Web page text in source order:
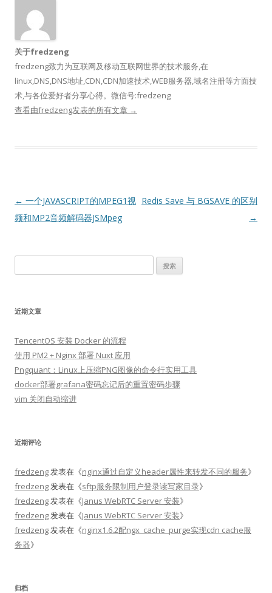
关于fredzeng
fredzeng致力为互联网及移动互联网世界的技术服务,在
linux,DNS,DNS地址,CDN,CDN加速技术,WEB服务器,域名注册等方面技
术,与各位爱好者分享心得。微信号:fredzeng
查看由fredzeng发表的所有文章 →
文
章
← 一个JAVASCRIPT的MPEG1视
频和MP2音频解码器JSMpeg
Redis Save 与 BGSAVE 的区别
→
索：
近期文章
TencentOS 安装 Docker 的流程
使用 PM2 + Nginx 部署 Nuxt 应用
Pngquant：Linux上压缩PNG图像的命令行实用工具
docker部署grafana密码忘记后的重置密码步骤
vim 关闭自动缩进
近期评论
fredzeng发表在《nginx通过自定义header属性来转发不同的服务》
fredzeng发表在《sftp服务限制用户登录读写家目录》
fredzeng发表在《Janus WebRTC Server 安装》
fredzeng发表在《Janus WebRTC Server 安装》
fredzeng发表在《nginx1.6.2配ngx_cache_purge实现cdn cache服
务器》
归档